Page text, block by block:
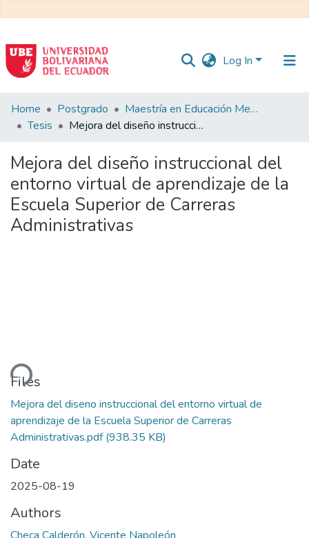
Log In
Communities
&
All of DSpace
Statistics
Home Postgrado
Maestría en Educación Mención en Pedagogía en Entornos Digitales
Tesis
Mejora del diseño instruccional del entorno virtual de aprendizaje de la Escuela Superior de Carreras Administrativas
Mejora del diseño instruccional del
entorno virtual de aprendizaje de la
Escuela Superior de Carreras
Administrativas
Files
Mejora del diseno instruccional del entorno virtual de
aprendizaje de la Escuela Superior de Carreras
Administrativas.pdf(938.35 KB)
Date
2025-08-19
Authors